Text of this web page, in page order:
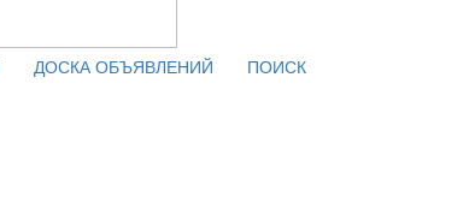
ДОСКА ОБЪЯВЛЕНИЙ
ПОИСК